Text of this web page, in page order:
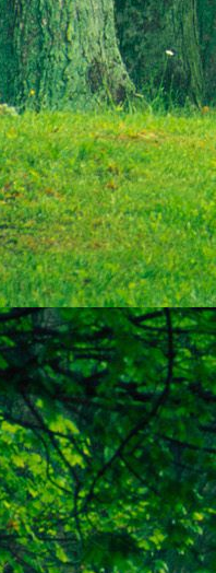
13. hét
És szárnyalván érzéki
Lelkem mélységeiben is fellobban,
S az isteni igazság szava szól
A szellem tüzének világából:
Szellemi alapjaidhoz eljutva ismerd
Hogy rokonságban állsz a
14. hét
Átadva magam az érzékek
Elveszítettem azt, ami saját lényem
S már úgy tűnt, hogy a gondolkodás
Kábulttá vált Énemet is magával
De ébresztőleg hatva rám az érzéki
A kozmikus gondolkodás is egyre
15. hét
Mint akit elvarázsoltak, megérzem
A szellem működését a kozmikus
Mely az érzéketlenségbe
Burkolta saját lényem,
Hogy olyan erőt adjon nekem,
Mely önmagától adódni képtelen:
Saját behatárolt Énem.
16. hét